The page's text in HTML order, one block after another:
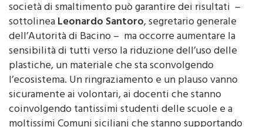
sottolineaLeonardo Santoro, segretario generale
dell’Autorità di Bacino – ma occorre aumentare la
sensibilità di tutti verso la riduzione dell’uso delle
plastiche, un materiale che sta sconvolgendo
l’ecosistema. Un ringraziamento e un plauso vanno
sicuramente ai volontari, ai docenti che stanno
coinvolgendo tantissimi studenti delle scuole e a
moltissimi Comuni siciliani che stanno supportando